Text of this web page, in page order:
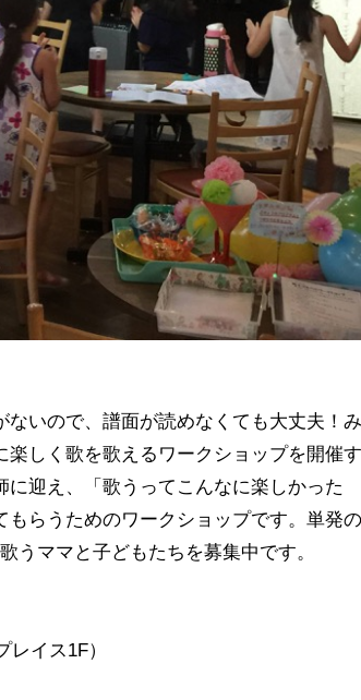
いので、譜面が読めなくても大丈夫！み
しく歌を歌えるワークショップを開催す
迎え、「歌うってこんなに楽しかった
らうためのワークショップです。単発の
うママと子どもたちを募集中です。
イス1F）